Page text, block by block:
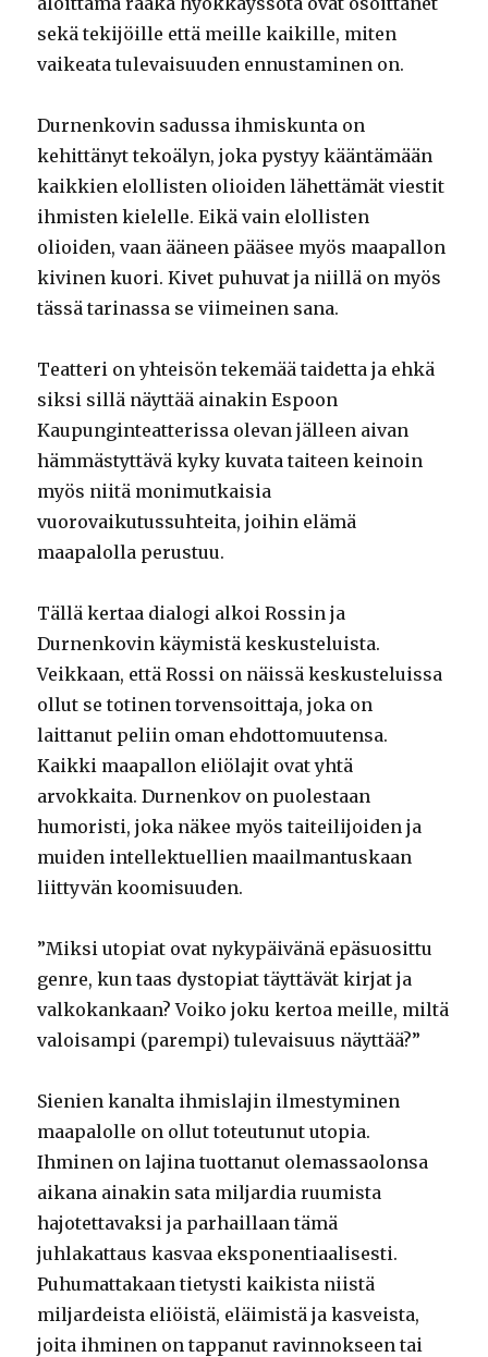
sekä tekijöille että meille kaikille, miten
vaikeata tulevaisuuden ennustaminen on.
Durnenkovin sadussa ihmiskunta on
kehittänyt tekoälyn, joka pystyy kääntämään
kaikkien elollisten olioiden lähettämät viestit
ihmisten kielelle. Eikä vain elollisten
olioiden, vaan ääneen pääsee myös maapallon
kivinen kuori. Kivet puhuvat ja niillä on myös
tässä tarinassa se viimeinen sana.
Teatteri on yhteisön tekemää taidetta ja ehkä
siksi sillä näyttää ainakin Espoon
Kaupunginteatterissa olevan jälleen aivan
hämmästyttävä kyky kuvata taiteen keinoin
myös niitä monimutkaisia
vuorovaikutussuhteita, joihin elämä
maapalolla perustuu.
Tällä kertaa dialogi alkoi Rossin ja
Durnenkovin käymistä keskusteluista.
Veikkaan, että Rossi on näissä keskusteluissa
ollut se totinen torvensoittaja, joka on
laittanut peliin oman ehdottomuutensa.
Kaikki maapallon eliölajit ovat yhtä
arvokkaita. Durnenkov on puolestaan
humoristi, joka näkee myös taiteilijoiden ja
muiden intellektuellien maailmantuskaan
liittyvän koomisuuden.
”Miksi utopiat ovat nykypäivänä epäsuosittu
genre, kun taas dystopiat täyttävät kirjat ja
valkokankaan? Voiko joku kertoa meille, miltä
valoisampi (parempi) tulevaisuus näyttää?”
Sienien kanalta ihmislajin ilmestyminen
maapalolle on ollut toteutunut utopia.
Ihminen on lajina tuottanut olemassaolonsa
aikana ainakin sata miljardia ruumista
hajotettavaksi ja parhaillaan tämä
juhlakattaus kasvaa eksponentiaalisesti.
Puhumattakaan tietysti kaikista niistä
miljardeista eliöistä, eläimistä ja kasveista,
joita ihminen on tappanut ravinnokseen tai